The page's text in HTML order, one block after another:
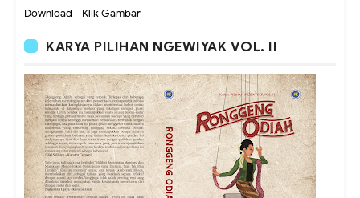
Download - Klik Gambar
KARYA PILIHAN NGEWIYAK VOL. II